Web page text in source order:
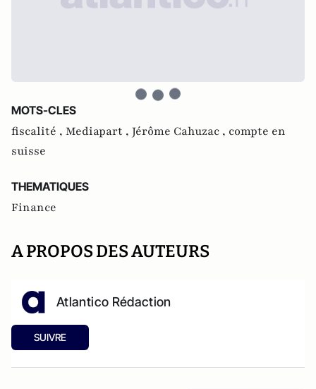
MOTS-CLES
fiscalité , Mediapart , Jérôme Cahuzac , compte en
suisse
THEMATIQUES
Finance
A PROPOS DES AUTEURS
Atlantico Rédaction
SUIVRE